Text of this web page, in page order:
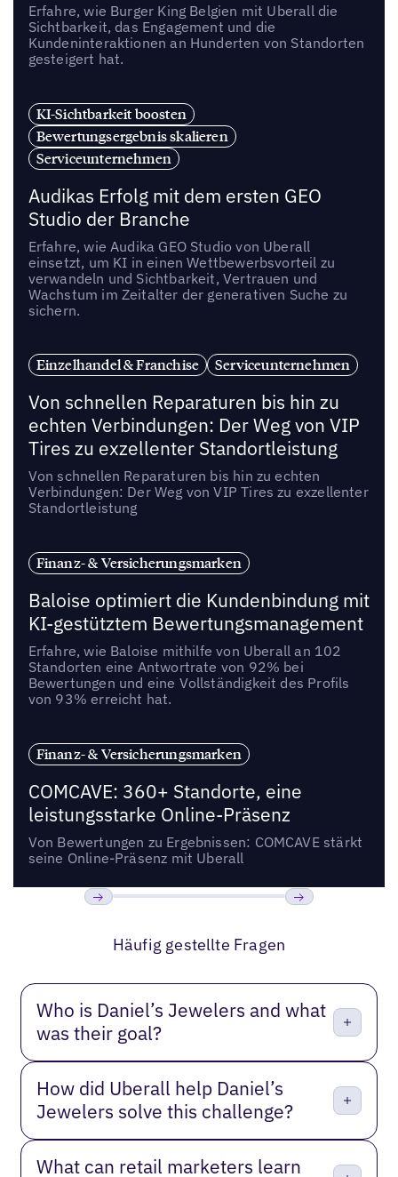
Erfahre, wie Burger King Belgien mit Uberall die
Sichtbarkeit, das Engagement und die
Kundeninteraktionen an Hunderten von Standorten
gesteigert hat.
KI-Sichtbarkeit boosten
Bewertungsergebnis skalieren
Serviceunternehmen
Audikas Erfolg mit dem ersten GEO
Studio der Branche
Erfahre, wie Audika GEO Studio von Uberall
einsetzt, um KI in einen Wettbewerbsvorteil zu
verwandeln und Sichtbarkeit, Vertrauen und
Wachstum im Zeitalter der generativen Suche zu
sichern.
Einzelhandel & Franchise Serviceunternehmen
Von schnellen Reparaturen bis hin zu
echten Verbindungen: Der Weg von VIP
Tires zu exzellenter Standortleistung
Von schnellen Reparaturen bis hin zu echten
Verbindungen: Der Weg von VIP Tires zu exzellenter
Standortleistung
Finanz- & Versicherungsmarken
Baloise optimiert die Kundenbindung mit
KI-gestütztem Bewertungsmanagement
Erfahre, wie Baloise mithilfe von Uberall an 102
Standorten eine Antwortrate von 92% bei
Bewertungen und eine Vollständigkeit des Profils
von 93% erreicht hat.
Finanz- & Versicherungsmarken
COMCAVE: 360+ Standorte, eine
leistungsstarke Online-Präsenz
Von Bewertungen zu Ergebnissen: COMCAVE stärkt
seine Online-Präsenz mit Uberall
Häufig gestellte Fragen
Who is Daniel’s Jewelers and what
was their goal?
How did Uberall help Daniel’s
Jewelers solve this challenge?
What can retail marketers learn